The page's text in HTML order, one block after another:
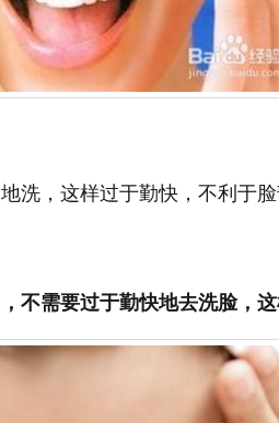
洗，这样过于勤快，不利于
不需要过于勤快地去洗脸，